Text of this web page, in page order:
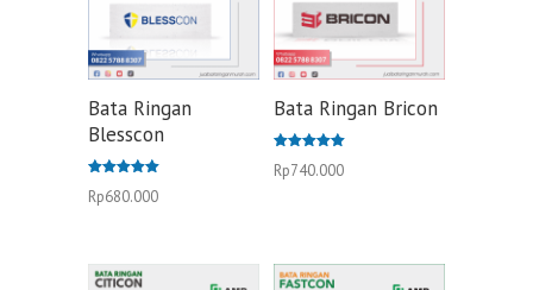
Bata Ringan
Blesscon
5.00
Rp680.000
Bata Ringan Bricon
5.00
Rp740.000